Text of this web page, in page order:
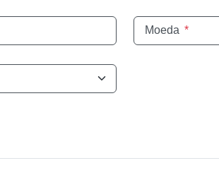
Moeda *